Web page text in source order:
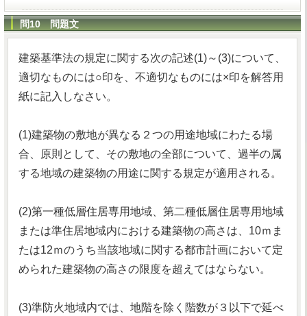
問10 問題文
建築基準法の規定に関する次の記述(1)～(3)について、
適切なものには○印を、不適切なものには×印を解答用
紙に記入しなさい。
(1)建築物の敷地が異なる２つの用途地域にわたる場
合、原則として、その敷地の全部について、過半の属
する地域の建築物の用途に関する規定が適用される。
(2)第一種低層住居専用地域、第二種低層住居専用地域
または準住居地域内における建築物の高さは、10ｍま
たは12ｍのうち当該地域に関する都市計画において定
められた建築物の高さの限度を超えてはならない。
(3)準防火地域内では、地階を除く階数が３以下で延べ